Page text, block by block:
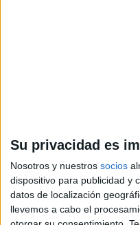
Su privacidad es
Nosotros y nuestros socios
dispositivo para publicidad y
datos de localización
llevemos a cabo el